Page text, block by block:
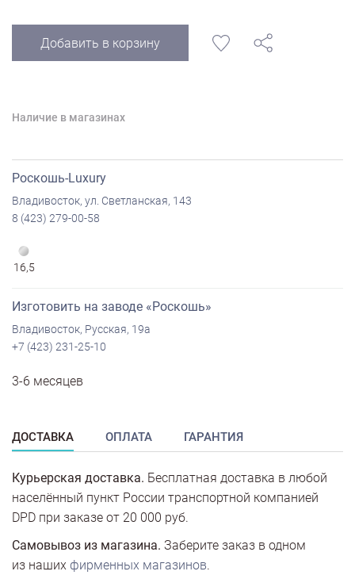
Добавить в корзину
Наличие в магазинах
Роскошь-Luxury
Владивосток, ул. Светланская, 143
8 (423) 279-00-58
16,5
Изготовить на заводе «Роскошь»
Владивосток, Русская, 19а
+7 (423) 231-25-10
3-6 месяцев
ДОСТАВКА ОПЛАТА ГАРАНТИЯ
Курьерская доставка. Бесплатная доставка в любой
населённый пункт России транспортной компанией
DPD при заказе от 20 000 руб.
Самовывоз из магазина. Заберите заказ в одном
из наших фирменных магазинов.